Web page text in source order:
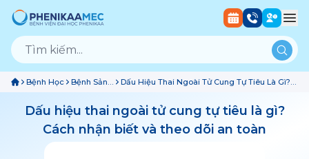
Bệnh Học
Bệnh Sản
Phụ Khoa
Dấu Hiệu Thai Ngoài Tử Cung Tự Tiêu Là Gì?
Dấu hiệu thai ngoài tử cung tự tiêu là gì?
Cách nhận biết và theo dõi an toàn